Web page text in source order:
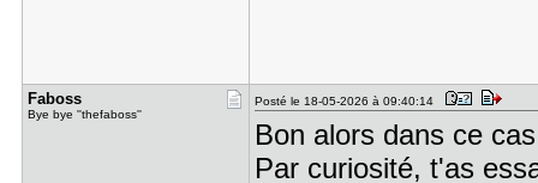
Faboss
Bye bye ''thefaboss''
Posté le 18-05-2026 à 09:40:14
Bon alors dans ce
Par curiosité, t'as